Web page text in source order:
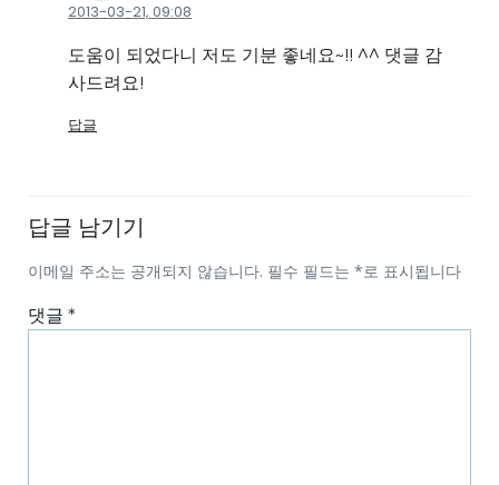
2013-03-21, 09:08
도움이 되었다니 저도 기분 좋네요~!! ^^ 댓글 감
사드려요!
답글
답글 남기기
이메일 주소는 공개되지 않습니다. 필수 필드는 *로 표시됩니다
댓글 *